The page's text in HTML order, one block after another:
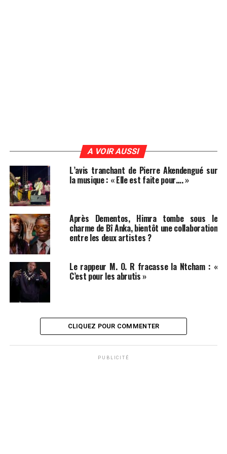
A VOIR AUSSI
L’avis tranchant de Pierre Akendengué sur
la musique : « Elle est faite pour…. »
Après Dementos, Himra tombe sous le
charme de Bî Anka, bientôt une collaboration
entre les deux artistes ?
Le rappeur M. O. R fracasse la Ntcham : «
C’est pour les abrutis »
CLIQUEZ POUR COMMENTER
PUBLICITÉ